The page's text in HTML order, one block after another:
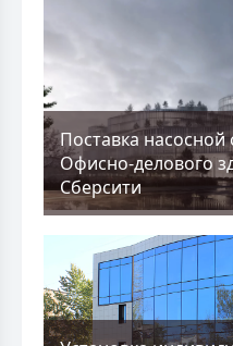
Поставка насосной
Офисно-делового
Сберсити